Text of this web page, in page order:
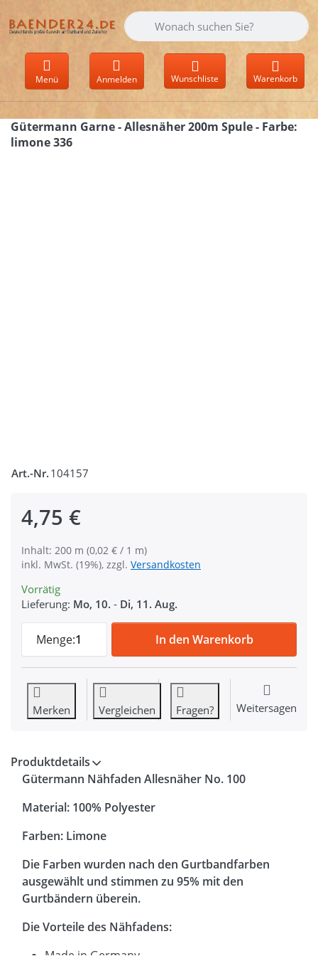
Geben Sie einen Suchbegriff ein.
Menü Anmelden Wunschliste Warenkorb
Gütermann Garne - Allesnäher 200m Spule - Farbe:
limone 336
Art.-Nr. 104157
4,75 €
Inhalt: 200 m (0,02 € / 1 m)
inkl. MwSt. (19%), zzgl. Versandkosten
Vorrätig
Lieferung: Mo, 10. - Di, 11. Aug.
Menge:1
Gütermann Garne - Allesnäher 200m
In den Warenkorb
Merken Vergleichen Fragen? Weitersagen
Produktdetails
Gütermann Nähfaden Allesnäher No. 100
Material: 100% Polyester
Farben: Limone
Die Farben wurden nach den Gurtbandfarben
ausgewählt und stimmen zu 95% mit den
Gurtbändern überein.
Die Vorteile des Nähfadens: